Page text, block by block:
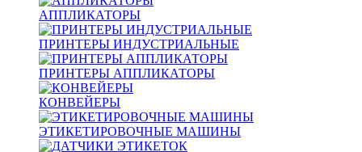
АППЛИКАТОРЫ
ПРИНТЕРЫ ИНДУСТРИАЛЬНЫЕ
ПРИНТЕРЫ АППЛИКАТОРЫ
КОНВЕЙЕРЫ
ЭТИКЕТИРОВОЧНЫЕ МАШИНЫ